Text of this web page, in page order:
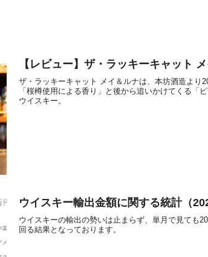
【レビュー】ザ・ラッキーキャット
ザ・ラッキーキャット メイ＆ルナは、本坊酒造より
「桜樽使用による香り」と後から追いかけてくる「
ウイスキー。
ウイスキー輸出金額に関する統計（
ウイスキーの輸出の勢いは止まらず、単月で見ても
回る結果となっております。